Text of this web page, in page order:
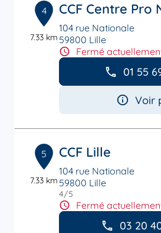
4
7.33 km
CCF Centre Pro
104 rue Nationale
59800 Lille
Fermé
01 55
Voir
5
7.33 km
CCF Lille
104 rue Nationale
59800 Lille
4/5
Fermé
03 20